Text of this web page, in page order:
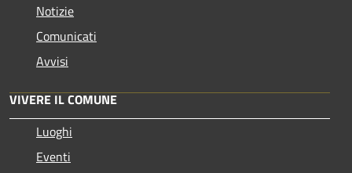
Notizie
Comunicati
Avvisi
VIVERE IL COMUNE
Luoghi
Eventi